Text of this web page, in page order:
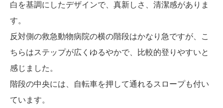
白を基調にしたデザインで、真新しさ、清潔感がありま
す。
反対側の救急動物病院の横の階段はかなり急ですが、こ
ちらはステップが広くゆるやかで、比較的登りやすいと
感じました。
階段の中央には、自転車を押して通れるスロープも付い
ています。